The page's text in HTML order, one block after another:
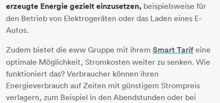
erzeugte Energie gezielt einzusetzen, beispielsweise für
den Betrieb von Elektrogeräten oder das Laden eines E-
Autos.
Zudem bietet die eww Gruppe mit ihrem Smart Tarif eine
optimale Möglichkeit, Stromkosten weiter zu senken. Wie
funktioniert das? Verbraucher können ihren
Energieverbrauch auf Zeiten mit günstigem Strompreis
verlagern, zum Beispiel in den Abendstunden oder bei